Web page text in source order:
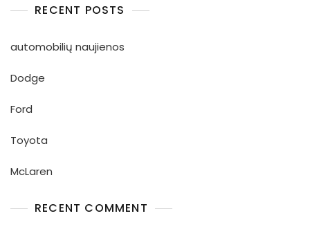
RECENT POSTS
automobilių naujienos
Dodge
Ford
Toyota
McLaren
RECENT COMMENT